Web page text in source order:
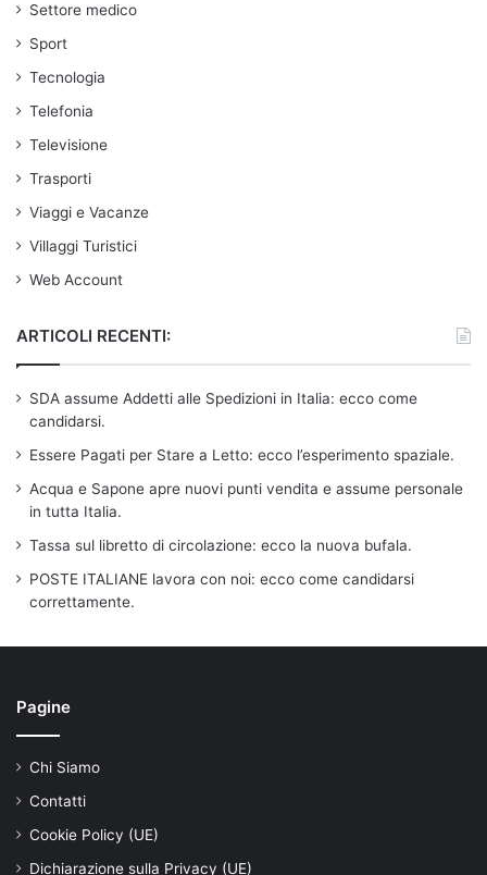
Settore medico
Sport
Tecnologia
Telefonia
Televisione
Trasporti
Viaggi e Vacanze
Villaggi Turistici
Web Account
ARTICOLI RECENTI:
SDA assume Addetti alle Spedizioni in Italia: ecco come
candidarsi.
Essere Pagati per Stare a Letto: ecco l’esperimento spaziale.
Acqua e Sapone apre nuovi punti vendita e assume personale
in tutta Italia.
Tassa sul libretto di circolazione: ecco la nuova bufala.
POSTE ITALIANE lavora con noi: ecco come candidarsi
correttamente.
Pagine
Chi Siamo
Contatti
Cookie Policy (UE)
Dichiarazione sulla Privacy (UE)